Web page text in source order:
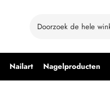
Nailart Nagelproducten